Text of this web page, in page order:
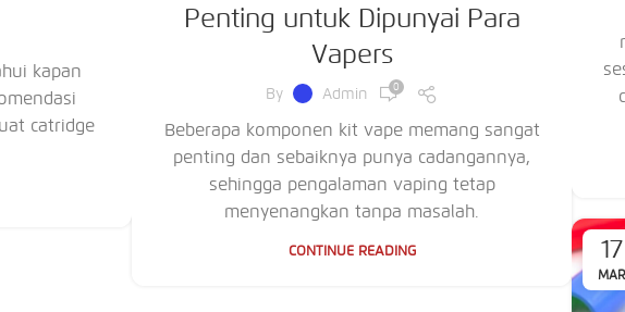
kapan
catridge
Penting untuk Dipunyai Para
Vapers
By Admin 0
Beberapa komponen kit vape memang sangat
penting dan sebaiknya punya cadangannya,
sehingga pengalaman vaping tetap
menyenangkan tanpa masalah.
CONTINUE READING 17
MAR